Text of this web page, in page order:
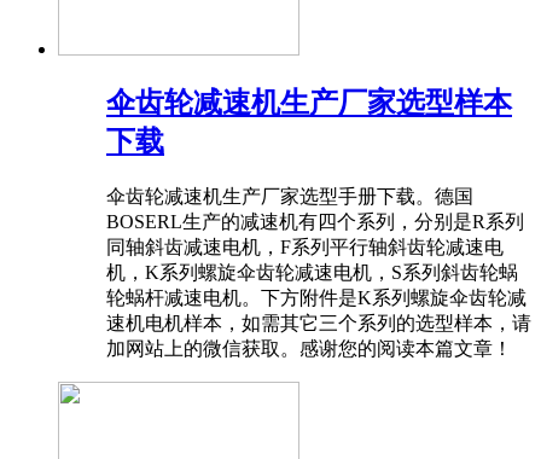
伞齿轮减速机生产厂家选型样本
下载
伞齿轮减速机生产厂家选型手册下载。德国
BOSERL生产的减速机有四个系列，分别是R系列
同轴斜齿减速电机，F系列平行轴斜齿轮减速电
机，K系列螺旋伞齿轮减速电机，S系列斜齿轮蜗
轮蜗杆减速电机。下方附件是K系列螺旋伞齿轮减
速机电机样本，如需其它三个系列的选型样本，请
加网站上的微信获取。感谢您的阅读本篇文章！